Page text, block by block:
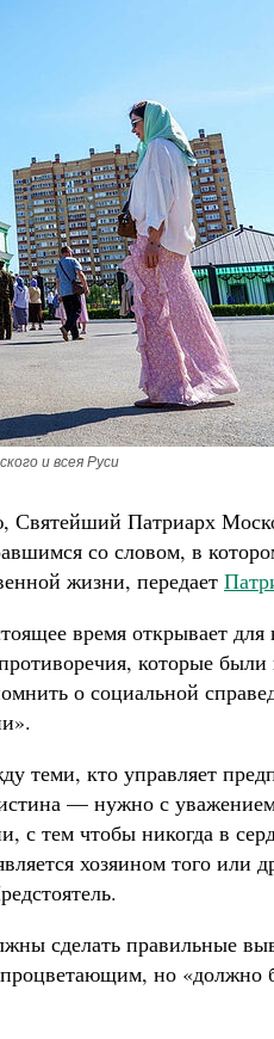
и всея Руси
Святейший Патриарх
со словом, в
жизни, передает
время открывает
которые
о социальной
теми, кто управляет
— нужно с
с тем чтобы никогда в
хозяином того или
сделать правильные
но «должно